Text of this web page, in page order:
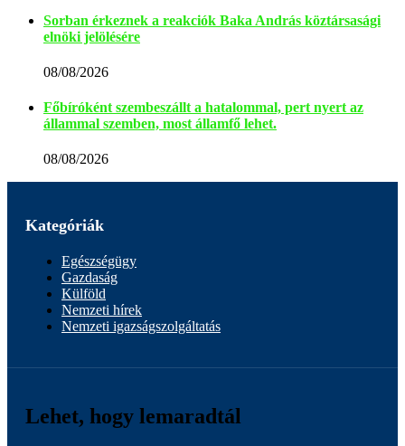
Sorban érkeznek a reakciók Baka András köztársasági
elnöki jelölésére
08/08/2026
Főbíróként szembeszállt a hatalommal, pert nyert az
állammal szemben, most államfő lehet.
08/08/2026
Kategóriák
Egészségügy
Gazdaság
Külföld
Nemzeti hírek
Nemzeti igazságszolgáltatás
Lehet, hogy lemaradtál